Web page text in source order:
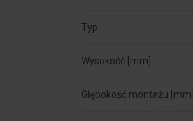
Typ
Wysokość [mm]
Głębokość montażu [mm]